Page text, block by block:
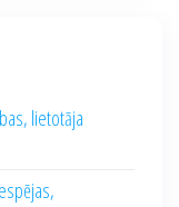
lietotāja